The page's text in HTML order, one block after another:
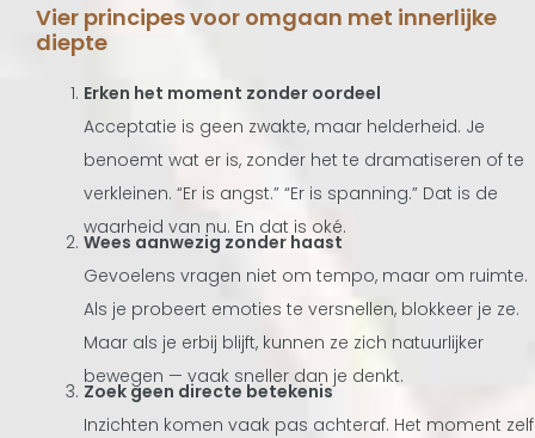
Vier principes voor omgaan met innerlijke
diepte
Erken het moment zonder oordeel
Acceptatie is geen zwakte, maar helderheid. Je
benoemt wat er is, zonder het te dramatiseren of te
verkleinen. “Er is angst.” “Er is spanning.” Dat is de
waarheid van nu. En dat is oké.
Wees aanwezig zonder haast
Gevoelens vragen niet om tempo, maar om ruimte.
Als je probeert emoties te versnellen, blokkeer je ze.
Maar als je erbij blijft, kunnen ze zich natuurlijker
bewegen — vaak sneller dan je denkt.
Zoek geen directe betekenis
Inzichten komen vaak pas achteraf. Het moment zelf